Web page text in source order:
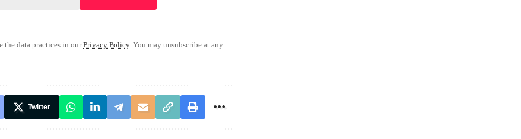
the data practices in ourPrivacy Policy. You may unsubscribe at any
Twitter